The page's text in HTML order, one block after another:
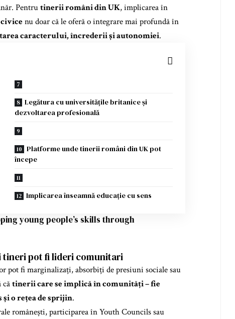
Pentrutinerii români din UK, implicarea în
nu doar că le oferă o integrare mai profundă în
caracterului, încrederii și autonomiei.
Legătura cu universitățile britanice și
dezvoltarea profesională
Platforme unde tinerii români din UK pot
începe
Implicarea înseamnă educație cu sens
young people’s skills through
tineri pot fi lideri comunitari
pot fi marginalizați, absorbiți de presiuni sociale sau
cătinerii care se implică în comunități – fie
și o rețea de sprijin.
românești, participarea în Youth Councils sau